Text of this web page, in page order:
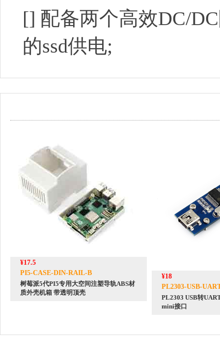
[] 配备两个高效DC/
的ssd供电;
¥17.5
PI5-CASE-DIN-RAIL-B
树莓派5代PI5专用大空间注塑导轨ABS材
质外壳机箱 带透明顶壳
¥18
PL2303-USB-
PL2303 USB转
mini接口